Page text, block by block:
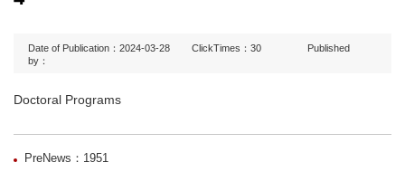
Date of Publication：2024-03-28 ClickTimes： 30
Published
by：
Doctoral Programs
PreNews：1951